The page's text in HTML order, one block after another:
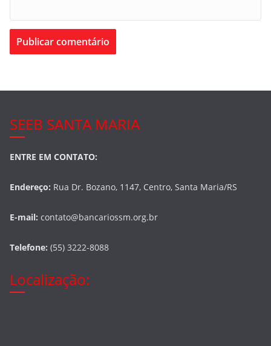
SEEB SANTA MARIA
ENTRE EM CONTATO:
Endereço: Rua Dr. Bozano, 1147, Centro, Santa Maria/RS
E-mail: contato@bancariossm.org.br
Telefone: (55) 3222-8088
Localização: